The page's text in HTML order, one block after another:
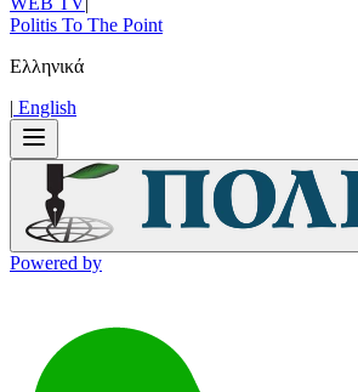
Politis To The Point
Ελληνικά
| Εnglish
Powered by